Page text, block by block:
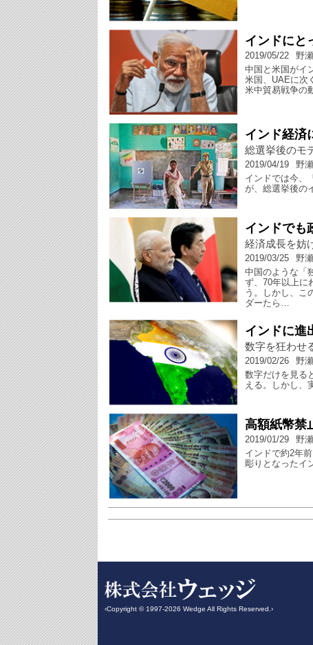
インドにと
2019/05/22
野
中国と米国がイ
米国、UAEに次
米中貿易戦争の
インド経済
総選挙後のモ
2019/04/19
野
インドでは今、
が、総選挙後の
インドでも
経済成長を妨
2019/03/25
野
中国のような「
ず、70年以上に
う。しかし、こ
ダーたら…
インドに進
数字を狂わせ
2019/02/26
野
数字だけを見る
える。しかし、
高額紙幣禁
2019/01/29
野
インドで約2年
彫りとなったイ
‹Copyright © 1997-2026 Wedge All Rights Reserved.›